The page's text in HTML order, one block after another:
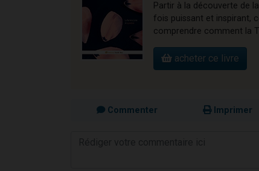
Partir à la découverte de
fois puissant et inspirant,
comprendre comment la
acheter ce livre
Commenter Imprimer